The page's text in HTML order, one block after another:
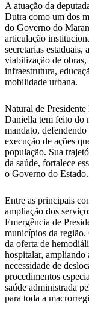
A atuação da
Dutra como um dos
do Governo do
articulação
secretarias estaduais,
viabilização de obras,
infraestrutura,
mobilidade urbana.
Natural de
Daniella tem feito do
mandato,
execução de ações
população. Sua
da saúde, fortalece
o Governo do Estado.
Entre as principais
ampliação dos
Emergência de
municípios da
da oferta de
hospitalar, ampliando
necessidade de
procedimentos
saúde administrada
para toda a